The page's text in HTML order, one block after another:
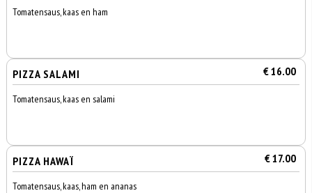
Tomatensaus, kaas en ham
PIZZA SALAMI € 16.00
Tomatensaus, kaas en salami
PIZZA HAWAÏ € 17.00
Tomatensaus, kaas, ham en ananas